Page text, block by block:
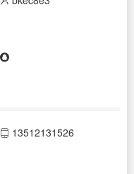
13512131526